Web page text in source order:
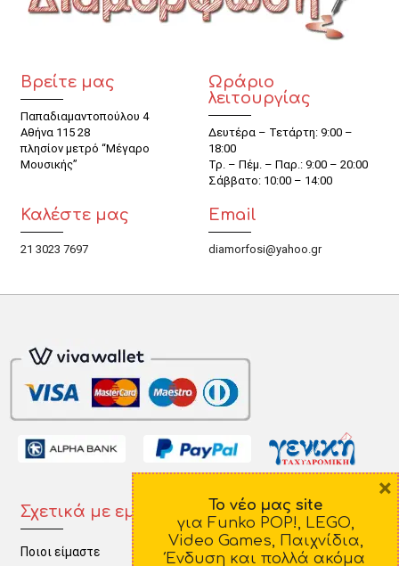
Βρείτε μας
Παπαδιαμαντοπούλου 4
Αθήνα 115 28
πλησίον μετρό “Μέγαρο
Μουσικής”
Ωράριο
λειτουργίας
Δευτέρα – Τετάρτη: 9:00 –
18:00
Τρ. – Πέμ. – Παρ.: 9:00 – 20:00
Σάββατο: 10:00 – 14:00
Καλέστε μας
21 3023 7697
Email
diamorfosi@yahoo.gr
Σχετικά με εμάς
Ποιοι είμαστε
Πληροφορίες
Τρόποι Πληρωμής
Το νέο μας site
για Funko POP!, LEGO,
Video Games, Παιχνίδια,
Ένδυση και πολλά ακόμα
×